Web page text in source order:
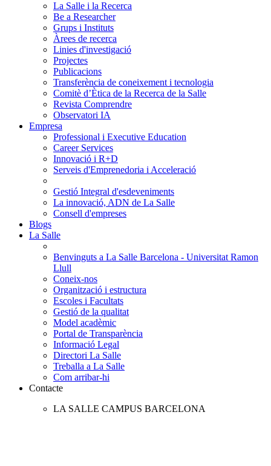
La Salle i la Recerca
Be a Researcher
Grups i Instituts
Àrees de recerca
Linies d'investigació
Projectes
Publicacions
Transferència de coneixement i tecnologia
Comitè d’Ètica de la Recerca de la Salle
Revista Comprendre
Observatori IA
Empresa
Professional i Executive Education
Career Services
Innovació i R+D
Serveis d'Emprenedoria i Acceleració
Gestió Integral d'esdeveniments
La innovació, ADN de La Salle
Consell d'empreses
Blogs
La Salle
Benvinguts a La Salle Barcelona - Universitat Ramon
Llull
Coneix-nos
Organització i estructura
Escoles i Facultats
Gestió de la qualitat
Model acadèmic
Portal de Transparència
Informació Legal
Directori La Salle
Treballa a La Salle
Com arribar-hi
Contacte
LA SALLE CAMPUS BARCELONA